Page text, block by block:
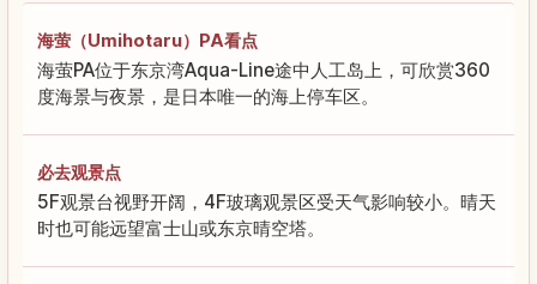
海萤（Umihotaru）PA看点
海萤PA位于东京湾Aqua-Line途中人工岛上，可欣赏360
度海景与夜景，是日本唯一的海上停车区。
必去观景点
5F观景台视野开阔，4F玻璃观景区受天气影响较小。晴天
时也可能远望富士山或东京晴空塔。